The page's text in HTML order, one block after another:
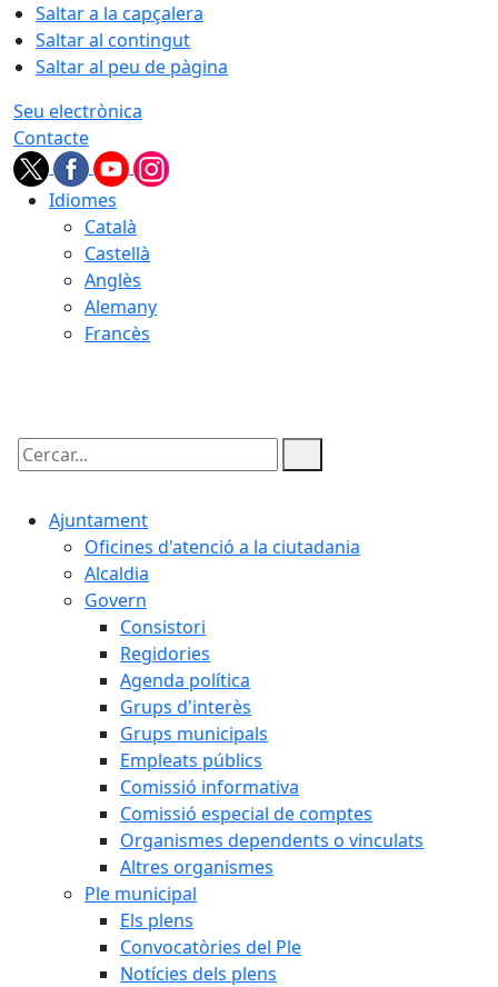
Saltar a la capçalera
Saltar al contingut
Saltar al peu de pàgina
Seu electrònica
Contacte
Idiomes
Català
Castellà
Anglès
Alemany
Francès
Cercar:
Ajuntament
Oficines d'atenció a la ciutadania
Alcaldia
Govern
Consistori
Regidories
Agenda política
Grups d'interès
Grups municipals
Empleats públics
Comissió informativa
Comissió especial de comptes
Organismes dependents o vinculats
Altres organismes
Ple municipal
Els plens
Convocatòries del Ple
Notícies dels plens